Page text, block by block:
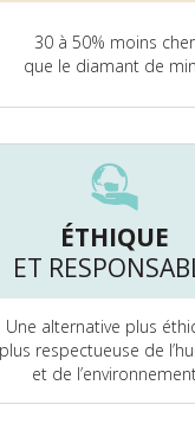
30 à 50% moins cher
que le diamant de
ÉTHIQUE
ET
Une alternative plus
plus respectueuse de
et de